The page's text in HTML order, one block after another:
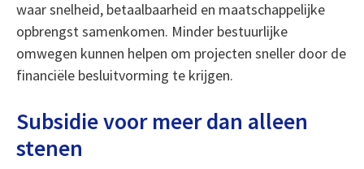
waar snelheid, betaalbaarheid en maatschappelijke
opbrengst samenkomen. Minder bestuurlijke
omwegen kunnen helpen om projecten sneller door de
financiële besluitvorming te krijgen.
Subsidie voor meer dan alleen
stenen